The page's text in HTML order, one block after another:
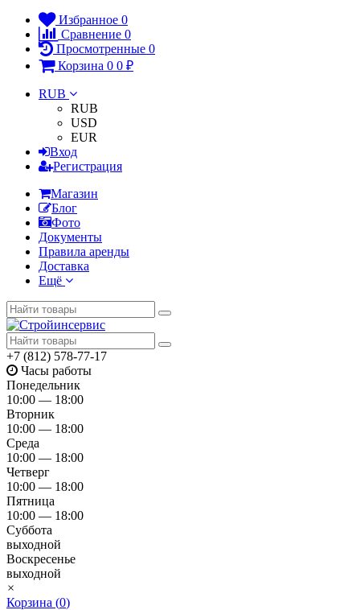
Избранное 0
Сравнение 0
Просмотренные 0
Корзина 0 0 ₽
RUB
RUB
USD
EUR
Вход
Регистрация
Магазин
Блог
Фото
Документы
Правила аренды
Доставка
Ещё
+7 (812) 578-77-17
Часы работы
Понедельник
10:00 — 18:00
Вторник
10:00 — 18:00
Среда
10:00 — 18:00
Четверг
10:00 — 18:00
Пятница
10:00 — 18:00
Суббота
выходной
Воскресенье
выходной
×
Корзина (0)